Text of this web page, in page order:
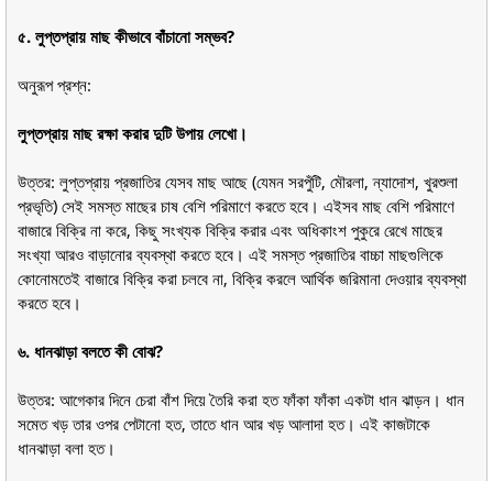
৫. লুপ্তপ্রায় মাছ কীভাবে বাঁচানো সম্ভব?
অনুরূপ প্রশ্ন:
লুপ্তপ্রায় মাছ রক্ষা করার দুটি উপায় লেখো।
উত্তর: লুপ্তপ্রায় প্রজাতির যেসব মাছ আছে (যেমন সরপুঁটি, মৌরলা, ন্যাদোশ, খুরশুলা
প্রভৃতি) সেই সমস্ত মাছের চাষ বেশি পরিমাণে করতে হবে। এইসব মাছ বেশি পরিমাণে
বাজারে বিক্রি না করে, কিছু সংখ্যক বিক্রি করার এবং অধিকাংশ পুকুরে রেখে মাছের
সংখ্যা আরও বাড়ানোর ব্যবস্থা করতে হবে। এই সমস্ত প্রজাতির বাচ্চা মাছগুলিকে
কোনোমতেই বাজারে বিক্রি করা চলবে না, বিক্রি করলে আর্থিক জরিমানা দেওয়ার ব্যবস্থা
করতে হবে।
৬. ধানঝাড়া বলতে কী বোঝ?
উত্তর: আগেকার দিনে চেরা বাঁশ দিয়ে তৈরি করা হত ফাঁকা ফাঁকা একটা ধান ঝাড়ন। ধান
সমেত খড় তার ওপর পেটানো হত, তাতে ধান আর খড় আলাদা হত। এই কাজটাকে
ধানঝাড়া বলা হত।